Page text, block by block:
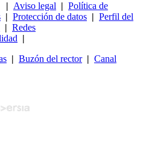
Aviso legal
Política de
Protección de datos
Perfil del
Redes
Buzón del rector| Canal